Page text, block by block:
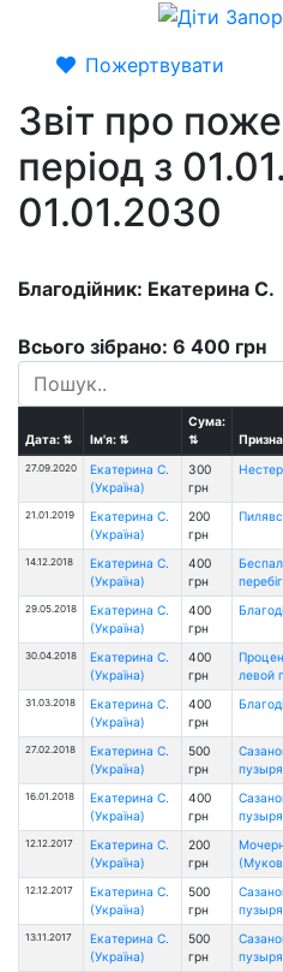
Пожертвувати
Звіт про
період з
01.01.2030
Благодійник: Екатерина С.
Всього зібрано: 6 400 грн
Дата:⇅ Ім'я:⇅
Сума:
⇅
27.09.2020
Екатерина С.
(Україна)
300
грн
21.01.2019
Екатерина С.
(Україна)
200
грн
14.12.2018
Екатерина С.
(Україна)
400
грн
29.05.2018
Екатерина С.
(Україна)
400
грн
30.04.2018
Екатерина С.
(Україна)
400
грн
левой
31.03.2018
Екатерина С.
(Україна)
400
грн
27.02.2018
Екатерина С.
(Україна)
500
грн
16.01.2018
Екатерина С.
(Україна)
400
грн
12.12.2017
Екатерина С.
(Україна)
200
грн
12.12.2017
Екатерина С.
(Україна)
500
грн
13.11.2017
Екатерина С.
(Україна)
500
грн